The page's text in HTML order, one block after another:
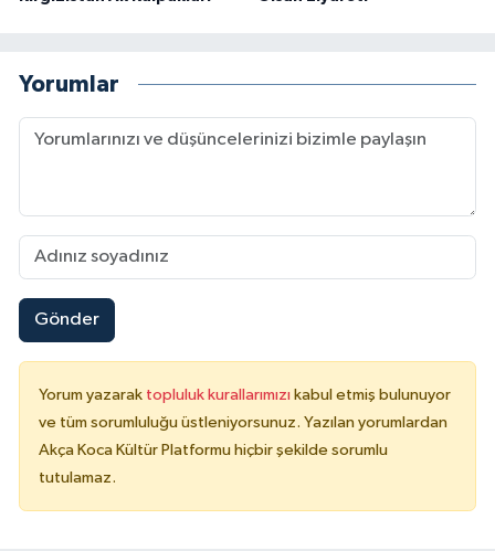
Yorumlar
Gönder
Yorum yazarak topluluk kurallarımızı kabul etmiş bulunuyor
ve tüm sorumluluğu üstleniyorsunuz. Yazılan yorumlardan
Akça Koca Kültür Platformu hiçbir şekilde sorumlu
tutulamaz.